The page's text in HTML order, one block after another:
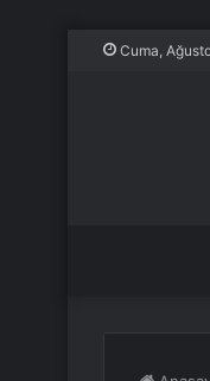
Cuma,